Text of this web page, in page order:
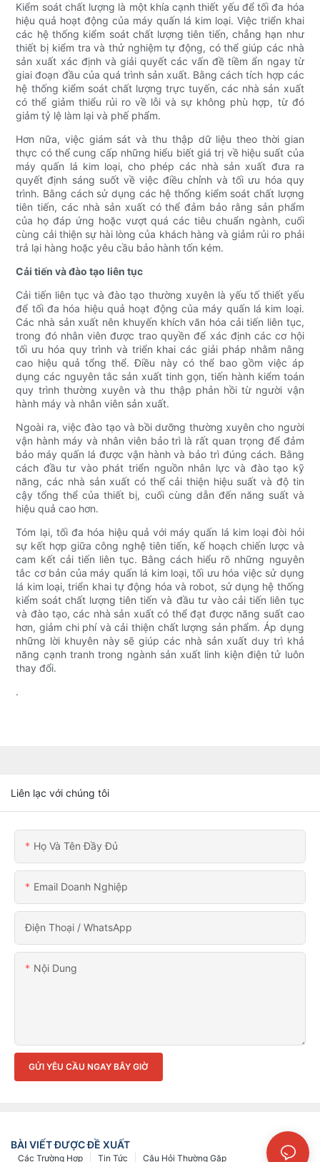
Kiểm soát chất lượng là một khía cạnh thiết yếu để tối đa hóa
hiệu quả hoạt động của máy quấn lá kim loại. Việc triển khai
các hệ thống kiểm soát chất lượng tiên tiến, chẳng hạn như
thiết bị kiểm tra và thử nghiệm tự động, có thể giúp các nhà
sản xuất xác định và giải quyết các vấn đề tiềm ẩn ngay từ
giai đoạn đầu của quá trình sản xuất. Bằng cách tích hợp các
hệ thống kiểm soát chất lượng trực tuyến, các nhà sản xuất
có thể giảm thiểu rủi ro về lỗi và sự không phù hợp, từ đó
giảm tỷ lệ làm lại và phế phẩm.
Hơn nữa, việc giám sát và thu thập dữ liệu theo thời gian
thực có thể cung cấp những hiểu biết giá trị về hiệu suất của
máy quấn lá kim loại, cho phép các nhà sản xuất đưa ra
quyết định sáng suốt về việc điều chỉnh và tối ưu hóa quy
trình. Bằng cách sử dụng các hệ thống kiểm soát chất lượng
tiên tiến, các nhà sản xuất có thể đảm bảo rằng sản phẩm
của họ đáp ứng hoặc vượt quá các tiêu chuẩn ngành, cuối
cùng cải thiện sự hài lòng của khách hàng và giảm rủi ro phải
trả lại hàng hoặc yêu cầu bảo hành tốn kém.
Cải tiến và đào tạo liên tục
Cải tiến liên tục và đào tạo thường xuyên là yếu tố thiết yếu
để tối đa hóa hiệu quả hoạt động của máy quấn lá kim loại.
Các nhà sản xuất nên khuyến khích văn hóa cải tiến liên tục,
trong đó nhân viên được trao quyền để xác định các cơ hội
tối ưu hóa quy trình và triển khai các giải pháp nhằm nâng
cao hiệu quả tổng thể. Điều này có thể bao gồm việc áp
dụng các nguyên tắc sản xuất tinh gọn, tiến hành kiểm toán
quy trình thường xuyên và thu thập phản hồi từ người vận
hành máy và nhân viên sản xuất.
Ngoài ra, việc đào tạo và bồi dưỡng thường xuyên cho người
vận hành máy và nhân viên bảo trì là rất quan trọng để đảm
bảo máy quấn lá được vận hành và bảo trì đúng cách. Bằng
cách đầu tư vào phát triển nguồn nhân lực và đào tạo kỹ
năng, các nhà sản xuất có thể cải thiện hiệu suất và độ tin
cậy tổng thể của thiết bị, cuối cùng dẫn đến năng suất và
hiệu quả cao hơn.
Tóm lại, tối đa hóa hiệu quả với máy quấn lá kim loại đòi hỏi
sự kết hợp giữa công nghệ tiên tiến, kế hoạch chiến lược và
cam kết cải tiến liên tục. Bằng cách hiểu rõ những nguyên
tắc cơ bản của máy quấn lá kim loại, tối ưu hóa việc sử dụng
lá kim loại, triển khai tự động hóa và robot, sử dụng hệ thống
kiểm soát chất lượng tiên tiến và đầu tư vào cải tiến liên tục
và đào tạo, các nhà sản xuất có thể đạt được năng suất cao
hơn, giảm chi phí và cải thiện chất lượng sản phẩm. Áp dụng
những lời khuyên này sẽ giúp các nhà sản xuất duy trì khả
năng cạnh tranh trong ngành sản xuất linh kiện điện tử luôn
thay đổi.
.
Liên lạc với chúng tôi
Họ Và Tên Đầy Đủ
Email Doanh Nghiệp
Điện Thoại / WhatsApp
Nội Dung
GỬI YÊU CẦU NGAY BÂY GIỜ
BÀI VIẾT ĐƯỢC ĐỀ XUẤT
Câu Hỏi Thường Gặp
Tin Tức
Các Trường Hợp